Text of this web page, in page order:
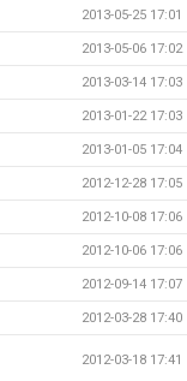
2013-05-25 17:01
2013-05-06 17:02
2013-03-14 17:03
2013-01-22 17:03
2013-01-05 17:04
2012-12-28 17:05
2012-10-08 17:06
2012-10-06 17:06
2012-09-14 17:07
2012-03-28 17:40
2012-03-18 17:41